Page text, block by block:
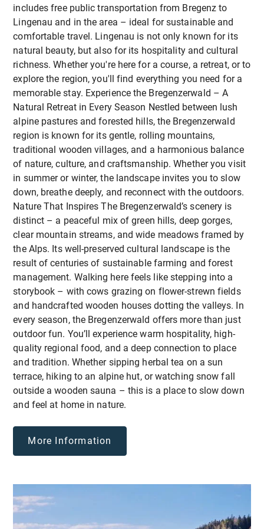
Schulklima bei, in dem sich alle geschätzt und
geschützt fühlen.
Zusammenarbeit und Kommunikation:
Der Kurs fördert die Teamarbeitund respektvolle
Kommunikationzwischen Schüler:innen und
Lehrer:innenfächerübergreifendund verbessert
so das gegenseitige Verständnis und die
Zusammenarbeitin verschiedenen
Unterrichtsfächernund Settings.
Praxisnah:
Entwickeln und präsentieren Sie selbst Spiele und
Übungen, die eine positive Gruppendynamik
fördern und direkt in Ihrem Bereich anwendbar
sind.
Pädagog:innen in den unterschiedlichen
Bildungseinrichtungen und Unterrichtsfächern und
verbessert so das gegenseitige Verständnis sowie
die Zusammenarbeit.
Praktisch:
Entwickeln und präsentieren Sie selbst Spiele und
Übungen, die eine positive Gruppendynamik
fördern und direkt in Ihrem Bereich anwendbar
sind.
Methodik und Ziele
Methodik:
Anregende Sitzungen mit Diskussionen,
Rollenspielen, Spielen und Gruppenaktivitäten, um
aktives Lernen und Beteiligung zu fördern.
Praktische Schulung:
Praktische Selbstverteidigungsübungen und
Simulationen zum Üben praktischer Techniken in
einer kontrollierten und sicheren Umgebung.
Fallstudien und Szenarien:
Analyse realer Situationen, um die Dynamik von
Strategien im Kontext anzuwenden.
Gemeinschaftsprojekte:
includes free public transportation from Bregenz to
Lingenau and in the area – ideal for sustainable and
comfortable travel. Lingenau is not only known for its
natural beauty, but also for its hospitality and cultural
richness. Whether you're here for a course, a retreat, or to
explore the region, you'll find everything you need for a
memorable stay. Experience the Bregenzerwald – A
Natural Retreat in Every Season Nestled between lush
alpine pastures and forested hills, the Bregenzerwald
region is known for its gentle, rolling mountains,
traditional wooden villages, and a harmonious balance
of nature, culture, and craftsmanship. Whether you visit
in summer or winter, the landscape invites you to slow
down, breathe deeply, and reconnect with the outdoors.
Nature That Inspires The Bregenzerwald’s scenery is
distinct – a peaceful mix of green hills, deep gorges,
clear mountain streams, and wide meadows framed by
the Alps. Its well-preserved cultural landscape is the
result of centuries of sustainable farming and forest
management. Walking here feels like stepping into a
storybook – with cows grazing on flower-strewn fields
and handcrafted wooden houses dotting the valleys. In
every season, the Bregenzerwald offers more than just
outdoor fun. You’ll experience warm hospitality, high-
quality regional food, and a deep connection to place
and tradition. Whether sipping herbal tea on a sun
terrace, hiking to an alpine hut, or watching snow fall
outside a wooden sauna – this is a place to slow down
and feel at home in nature.
More Information